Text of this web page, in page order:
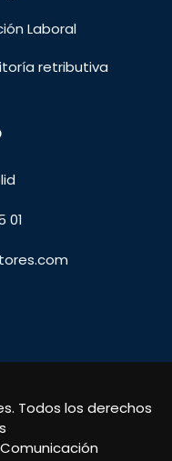
Laboral
retributiva
01
Todos los derechos